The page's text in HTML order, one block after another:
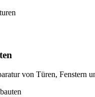
von Türen, Fenstern